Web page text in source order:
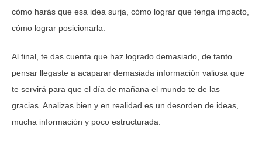
cómo harás que esa idea surja, cómo lograr que tenga impacto,
cómo lograr posicionarla.
Al final, te das cuenta que haz logrado demasiado, de tanto
pensar llegaste a acaparar demasiada información valiosa que
te servirá para que el día de mañana el mundo te de las
gracias. Analizas bien y en realidad es un desorden de ideas,
mucha información y poco estructurada.